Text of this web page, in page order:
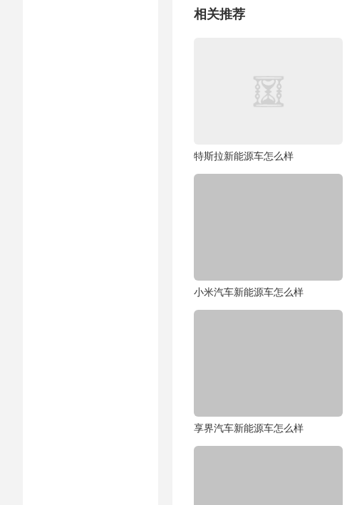
相关推荐
特斯拉新能源车怎么样
小米汽车新能源车怎么样
享界汽车新能源车怎么样